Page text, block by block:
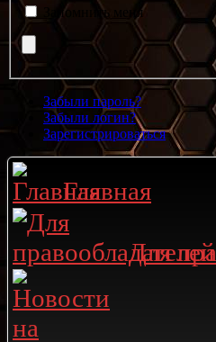
Запомнить меня
Забыли пароль?
Забыли логин?
Зарегистрироваться
Главная
Для